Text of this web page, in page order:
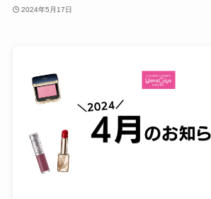
2024年5月17日